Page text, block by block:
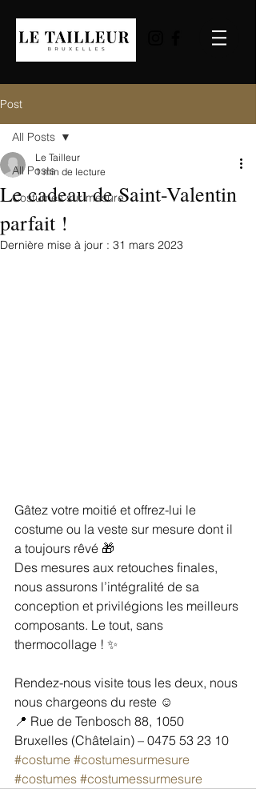
Post
All Posts
Costumes sur mesure
All Posts
Le cadeau de Saint-Valentin
parfait !
Le Tailleur
1 min de lecture
Dernière mise à jour : 31 mars 2023
Gâtez votre moitié et offrez-lui le
costume ou la veste sur mesure dont il
a toujours rêvé 🎁
Des mesures aux retouches finales,
nous assurons l’intégralité de sa
conception et privilégions les meilleurs
composants. Le tout, sans
thermocollage ! ✨
Rendez-nous visite tous les deux, nous
nous chargeons du reste ☺
📍 Rue de Tenbosch 88, 1050
Bruxelles (Châtelain) – 0475 53 23 10
#costume #costumesurmesure
#costumes #costumessurmesure